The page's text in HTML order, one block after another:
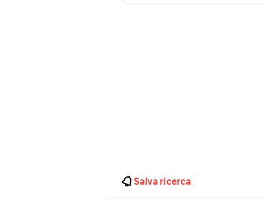
Salva ricerca